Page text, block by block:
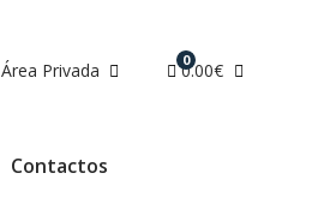
Área Privada 0
0.00€
Contactos